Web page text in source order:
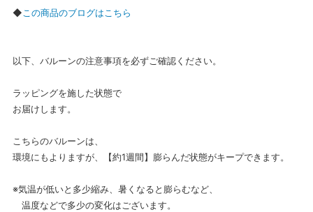
◆ この商品のブログはこちら
以下、バルーンの注意事項を必ずご確認ください。
ラッピングを施した状態で
お届けします。
こちらのバルーンは、
環境にもよりますが、【約1週間】膨らんだ状態がキープできます。
※気温が低いと多少縮み、暑くなると膨らむなど、
温度などで多少の変化はございます。